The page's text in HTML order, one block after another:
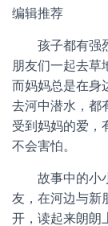
编辑推荐
孩子都有强烈
朋友们一起去草
而妈妈总是在身
去河中潜水，都
受到妈妈的爱，
不会害怕。
故事中的小小
友，在河边与新
开，读起来朗朗